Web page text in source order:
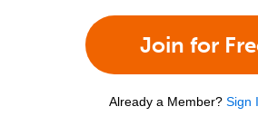
Join for
Already a Member? Sign